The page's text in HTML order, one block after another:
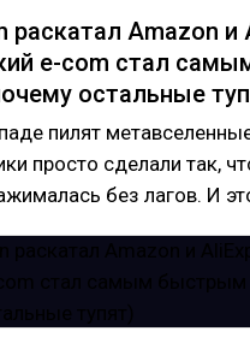
Amazon и
e-com стал
остальные
пилят
просто сделали так,
без лагов. И